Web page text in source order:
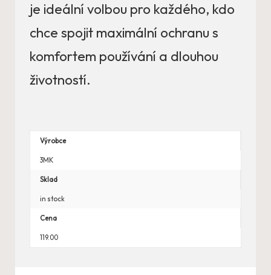
je ideální volbou pro každého, kdo
chce spojit maximální ochranu s
komfortem používání a dlouhou
životností.
Výrobce
3MK
Sklad
in stock
Cena
119.00